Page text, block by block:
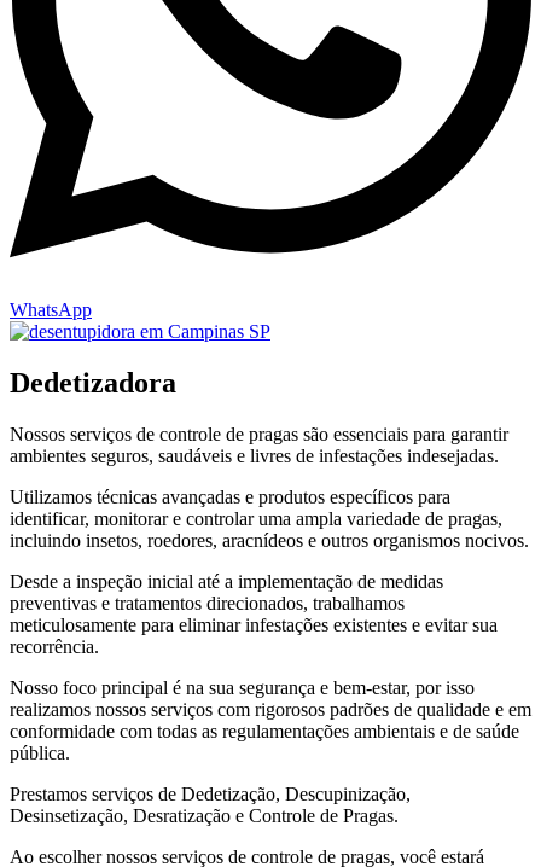
WhatsApp
Dedetizadora
Nossos serviços de controle de pragas são essenciais para garantir
ambientes seguros, saudáveis e livres de infestações indesejadas.
Utilizamos técnicas avançadas e produtos específicos para
identificar, monitorar e controlar uma ampla variedade de pragas,
incluindo insetos, roedores, aracnídeos e outros organismos nocivos.
Desde a inspeção inicial até a implementação de medidas
preventivas e tratamentos direcionados, trabalhamos
meticulosamente para eliminar infestações existentes e evitar sua
recorrência.
Nosso foco principal é na sua segurança e bem-estar, por isso
realizamos nossos serviços com rigorosos padrões de qualidade e em
conformidade com todas as regulamentações ambientais e de saúde
pública.
Prestamos serviços de Dedetização, Descupinização,
Desinsetização, Desratização e Controle de Pragas.
Ao escolher nossos serviços de controle de pragas, você estará